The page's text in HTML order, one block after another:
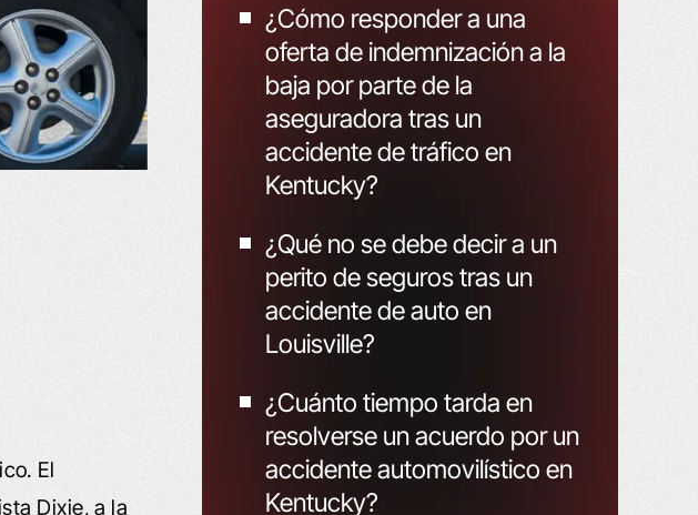
El
Dixie, a la
¿Cómo responder a una
oferta de indemnización a la
baja por parte de la
aseguradora tras un
accidente de tráfico en
Kentucky?
¿Qué no se debe decir a un
perito de seguros tras un
accidente de auto en
Louisville?
¿Cuánto tiempo tarda en
resolverse un acuerdo por un
accidente automovilístico en
Kentucky?